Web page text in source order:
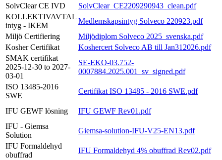
SolvClear CE IVD
SolvClear_CE2209290943_clean.pdf
KOLLEKTIVAVTAL
intyg - IKEM
Medlemskapsintyg Solveco 220923.pdf
Miljö Certifiering
Miljödiplom Solveco 2025_svenska.pdf
Kosher Certifikat
Koshercert Solveco AB till Jan312026.pdf
SMAK certifikat
2025-12-30 to 2027-
03-01
SE-EKO-03.752-
0007884.2025.001_sv_signed.pdf
ISO 13485-2016
SWE
Certifikat ISO 13485 - 2016 SWE.pdf
IFU GEWF lösning
IFU GEWF Rev01.pdf
IFU - Giemsa
Solution
Giemsa-solution-IFU-V25-EN13.pdf
IFU Formaldehyd
obuffrad
IFU Formaldehyd 4% obuffrad Rev02.pdf